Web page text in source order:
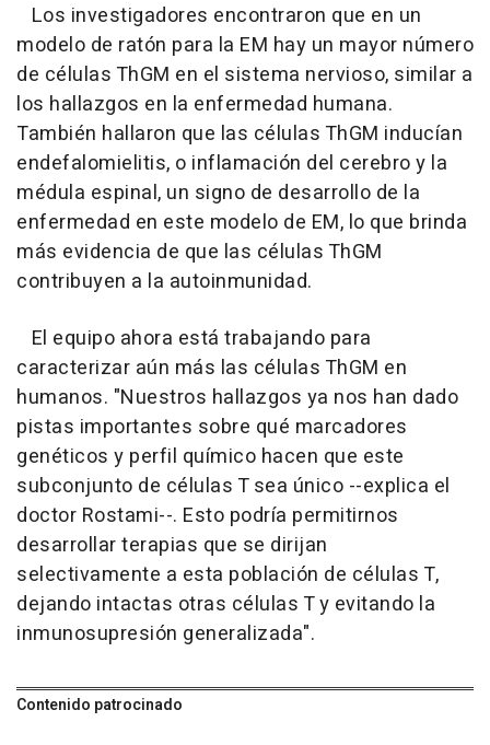
Los investigadores encontraron que en un
modelo de ratón para la EM hay un mayor número
de células ThGM en el sistema nervioso, similar a
los hallazgos en la enfermedad humana.
También hallaron que las células ThGM inducían
endefalomielitis, o inflamación del cerebro y la
médula espinal, un signo de desarrollo de la
enfermedad en este modelo de EM, lo que brinda
más evidencia de que las células ThGM
contribuyen a la autoinmunidad.
El equipo ahora está trabajando para
caracterizar aún más las células ThGM en
humanos. "Nuestros hallazgos ya nos han dado
pistas importantes sobre qué marcadores
genéticos y perfil químico hacen que este
subconjunto de células T sea único --explica el
doctor Rostami--. Esto podría permitirnos
desarrollar terapias que se dirijan
selectivamente a esta población de células T,
dejando intactas otras células T y evitando la
inmunosupresión generalizada".
Contenido patrocinado